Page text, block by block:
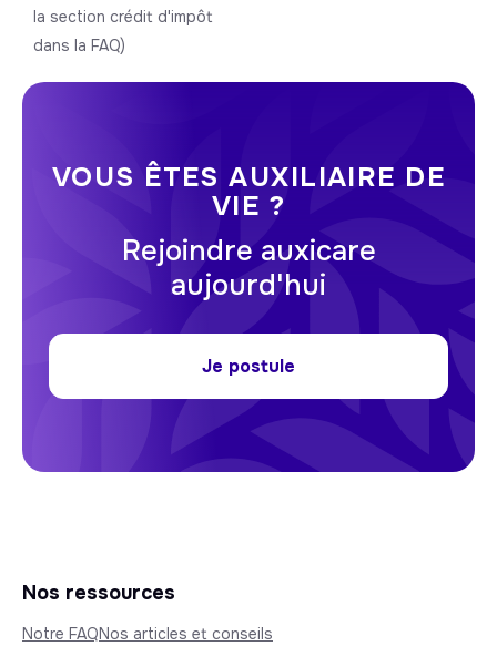
la section crédit d'impôt
dans la FAQ)
VOUS ÊTES AUXILIAIRE DE
VIE ?
Rejoindre auxicare
aujourd'hui
Je postule
Nos ressources
Notre FAQNos articles et conseils